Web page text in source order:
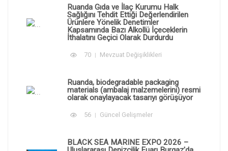
Ruanda Gıda ve İlaç Kurumu Halk
Sağlığını Tehdit Ettiği Değerlendirilen
Ürünlere Yönelik Denetimler
Kapsamında Bazı Alkollü İçeceklerin
İthalatını Geçici Olarak Durdurdu
70 Mevzuat Değişiklikleri
Ruanda, biodegradable packaging
materials (ambalaj malzemelerini) resmi
olarak onaylayacak tasarıyı görüşüyor
56 Güncel Gelişmeler
BLACK SEA MARINE EXPO 2026 –